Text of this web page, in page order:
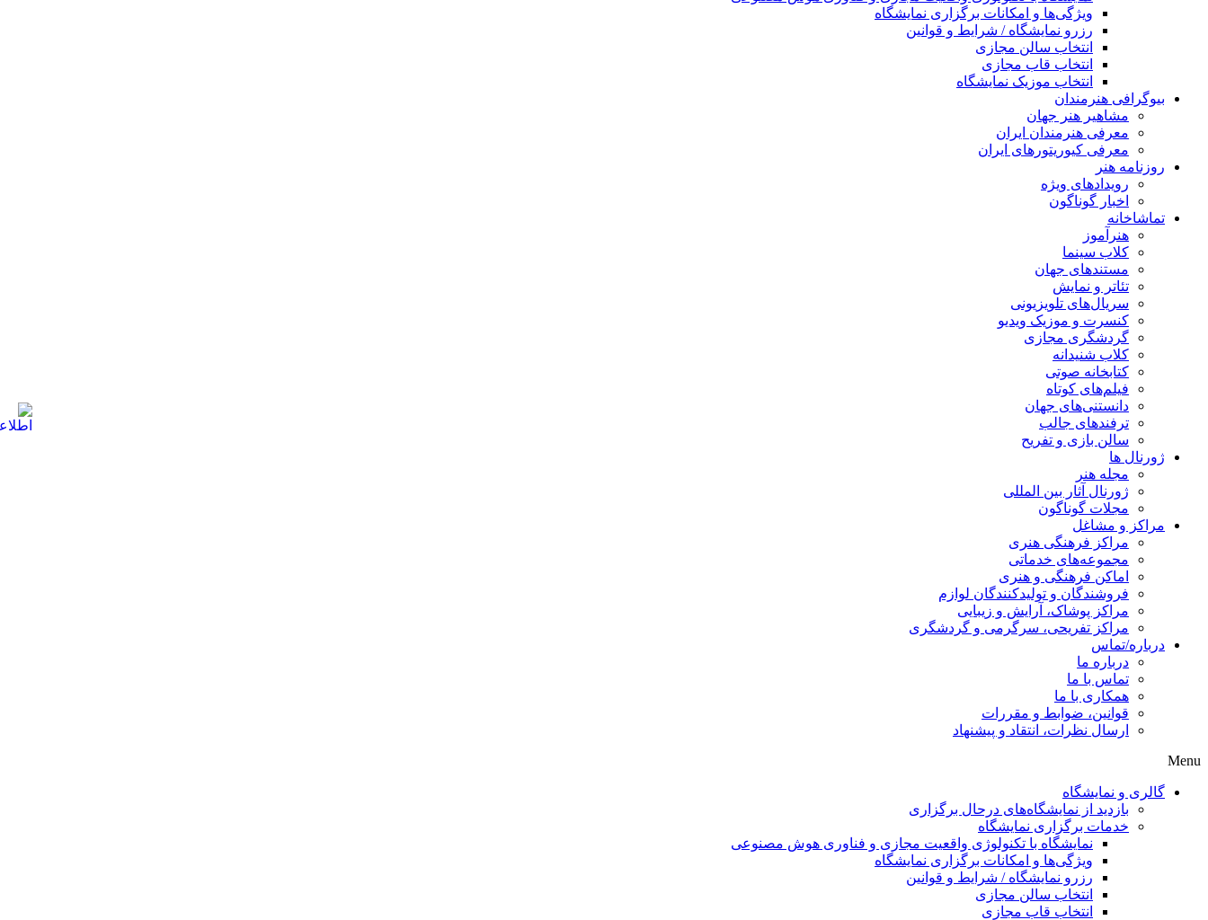
ویژگی‌ها و امکانات برگزاری نمایشگاه
رزرو نمایشگاه / شرایط و قوانین
انتخاب سالن مجازی
انتخاب قاب مجازی
انتخاب موزیک نمایشگاه
بیوگرافی هنرمندان
مشاهیر هنر جهان
معرفی هنرمندان ایران
معرفی کیوریتورهای ایران
روزنامه هنر
رویدادهای ویژه
اخبار گوناگون
تماشاخانه
هنرآموز
کلاب سینما
مستندهای جهان
تئاتر و نمایش
سریال‌های تلویزیونی
کنسرت و موزیک ویدیو
گردشگری مجازی
کلاب شنیدانه
کتابخانه صوتی
فیلم‌های کوتاه
دانستنی‌های جهان
ترفندهای جالب
سالن بازی و تفریح
ژورنال ها
مجله هنر
ژورنال آثار بین المللی
مجلات گوناگون
مراکز و مشاغل
مراکز فرهنگی هنری
مجموعه‌های خدماتی
اماکن فرهنگی و هنری
فروشندگان و تولیدکنندگان لوازم
مراکز پوشاک، آرایش و زیبایی
مراکز تفریحی، سرگرمی و گردشگری
درباره/تماس
درباره ما
تماس با ما
همکاری با ما
قوانین، ضوابط و مقررات
ارسال نظرات، انتقاد و پیشنهاد
Menu
گالری و نمایشگاه
بازدید از نمایشگاه‌های درحال برگزاری
خدمات برگزاری نمایشگاه
نمایشگاه با تکنولوژی واقعیت مجازی و فناوری هوش مصنوعی
ویژگی‌ها و امکانات برگزاری نمایشگاه
رزرو نمایشگاه / شرایط و قوانین
انتخاب سالن مجازی
انتخاب قاب مجازی